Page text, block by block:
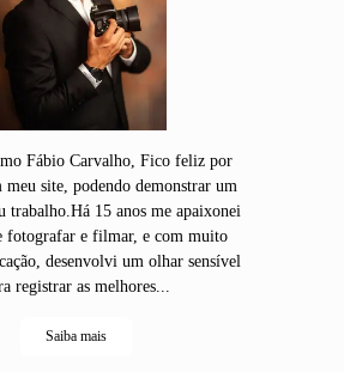
Fábio Carvalho, Fico feliz por
meu site, podendo demonstrar um
trabalho.Há 15 anos me apaixonei
fotografar e filmar, e com muito
desenvolvi um olhar sensível
registrar as melhores...
Saiba mais